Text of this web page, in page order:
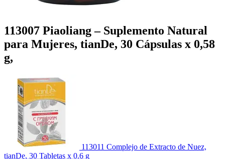
113007 Piaoliang – Suplemento Natural
para Mujeres, tianDe, 30 Cápsulas x 0,58
g,
113011 Complejo de Extracto de Nuez,
tianDe, 30 Tabletas x 0.6 g